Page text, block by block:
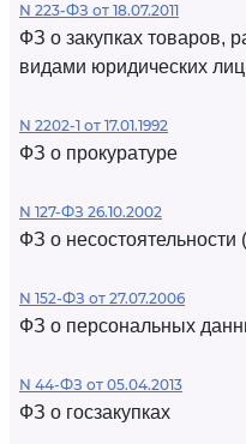
N 223-ФЗ от 18.07.2011
ФЗ о закупках товаров,
видами юридических лиц
N 2202-1 от 17.01.1992
ФЗ о прокуратуре
N 127-ФЗ 26.10.2002
ФЗ о несостоятельности
N 152-ФЗ от 27.07.2006
ФЗ о персональных
N 44-ФЗ от 05.04.2013
ФЗ о госзакупках